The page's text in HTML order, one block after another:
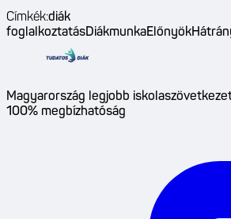
Címkék:diák
foglalkoztatásDiákmunkaElőnyök
Magyarország legjobb
100% megbízhatóság